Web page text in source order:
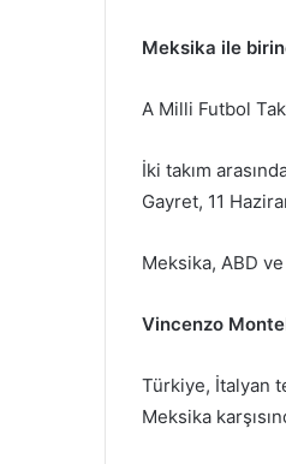
Meksika ile
A Milli Futbol
İki takım
Gayret, 11
Meksika, ABD
Vincenzo
Türkiye, İtalyan
Meksika